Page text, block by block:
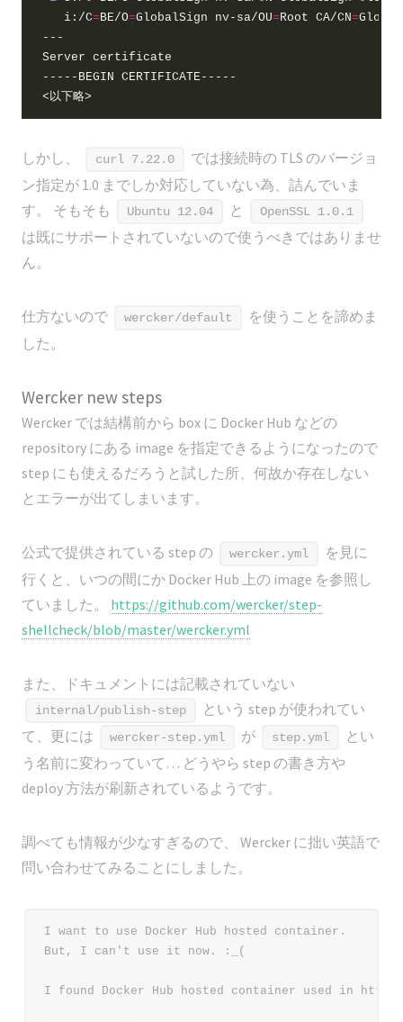
   i:/C
=BE/O=GlobalSign nv-sa/OU=Root CA/CN=
しかし、 curl 7.22.0
では接続時の TLS のバージョ
ン指定が 1.0 までしか対応していない為、詰んでいま
す。 そもそも
Ubuntu 12.04 と OpenSSL 1.0.1
は既にサポートされていないので使うべきではありませ
ん。
仕方ないので wercker/default
を使うことを諦めま
した。
Wercker new steps
Wercker では結構前から box に Docker Hub などの
repository にある image を指定できるようになったので
step にも使えるだろうと試した所、何故か存在しない
とエラーが出てしまいます。
公式で提供されている step の wercker.yml
を見に
行くと、いつの間にか Docker Hub 上の image を参照し
ていました。 https://github.com/wercker/step-
shellcheck/blob/master/wercker.yml
また、ドキュメントには記載されていない
internal/publish-step
という step が使われてい
て、更には
wercker-step.yml が step.yml
とい
う名前に変わっていて… どうやら step の書き方や
deploy 方法が刷新されているようです。
調べても情報が少なすぎるので、 Wercker に拙い英語で
問い合わせてみることにしました。
I want to use Docker Hub hosted container.
But, I can't use it now. :_(
I found Docker Hub hosted container used in